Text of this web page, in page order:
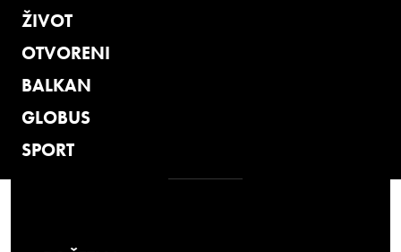
ŽIVOT
OTVORENI
BALKAN
GLOBUS
SPORT